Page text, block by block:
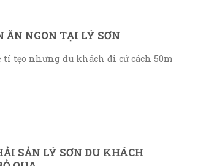
ĂN NGON TẠI LÝ SƠN
tí tẹo nhưng du khách đi cứ cách 50m
SẢN LÝ SƠN DU KHÁCH